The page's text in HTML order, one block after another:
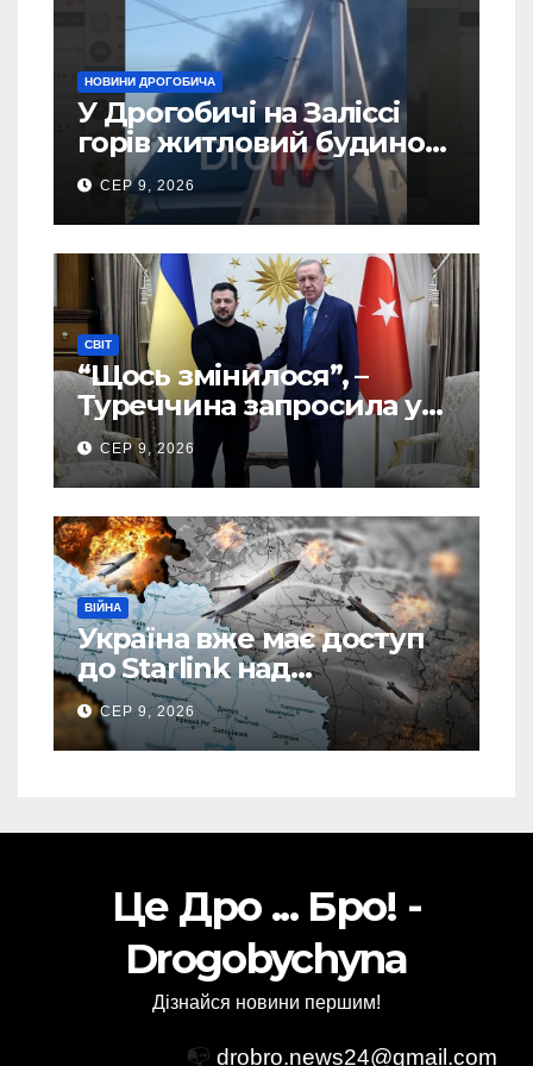
НОВИНИ ДРОГОБИЧА
У Дрогобичі на Заліссі
горів житловий будинок
(Відео)
СЕР 9, 2026
СВІТ
“Щось змінилося”, –
Туреччина запросила у
США дозвіл передати
Україні ATACMS та M270
СЕР 9, 2026
ВІЙНА
Україна вже має доступ
до Starlink над
територією Росії: в одній
спеціальній зоні – ЗМІ
СЕР 9, 2026
Це Дро ... Бро! -
Drogobychyna
Дізнайся новини першим!
📭 drobro.news24@gmail.com